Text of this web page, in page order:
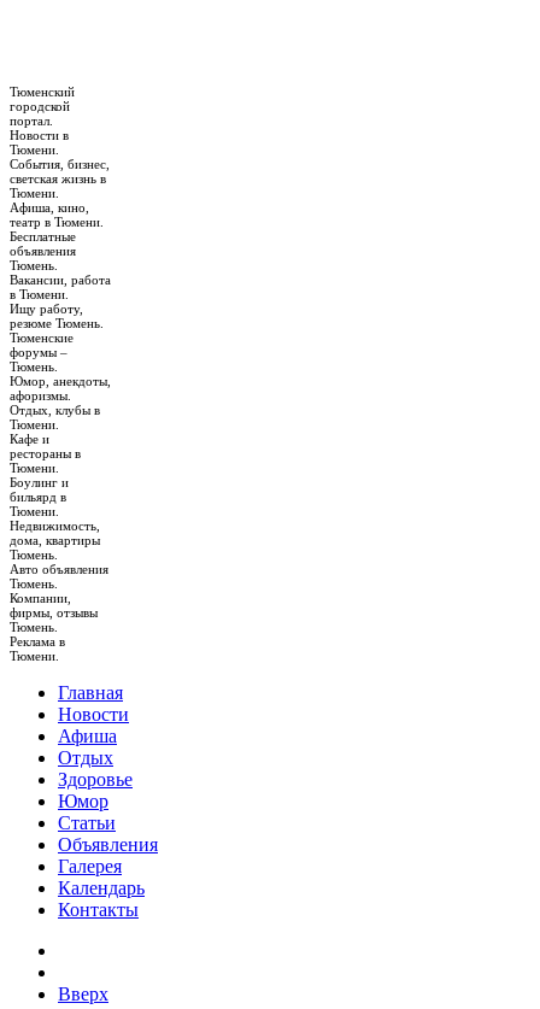
Тюменский
городской
портал.
Новости в
Тюмени.
События, бизнес,
светская жизнь в
Тюмени.
Афиша, кино,
театр в Тюмени.
Бесплатные
объявления
Тюмень.
Вакансии, работа
в Тюмени.
Ищу работу,
резюме Тюмень.
Тюменские
форумы –
Тюмень.
Юмор, анекдоты,
афоризмы.
Отдых, клубы в
Тюмени.
Кафе и
рестораны в
Тюмени.
Боулинг и
бильярд в
Тюмени.
Недвижимость,
дома, квартиры
Тюмень.
Авто объявления
Тюмень.
Компании,
фирмы, отзывы
Тюмень.
Реклама в
Тюмени.
Главная
Новости
Афиша
Отдых
Здоровье
Юмор
Статьи
Объявления
Галерея
Календарь
Контакты
Вверх